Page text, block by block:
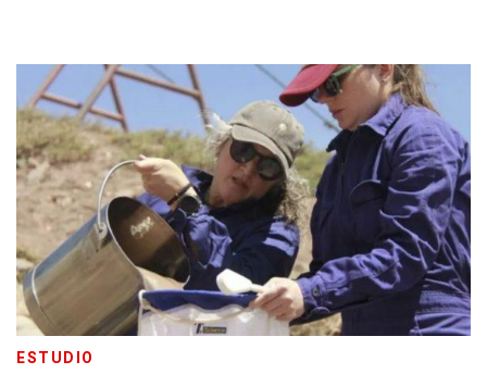
ESTUDIO